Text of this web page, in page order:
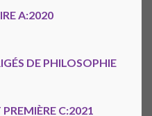
A:2020
DE PHILOSOPHIE
C:2021